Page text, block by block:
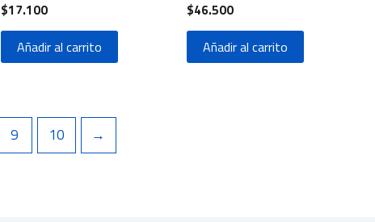
$17.100
Añadir al carrito
$46.500
Añadir al carrito
9 10 →